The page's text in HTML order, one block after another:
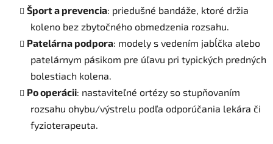
Šport a prevencia: priedušné bandáže, ktoré držia
koleno bez zbytočného obmedzenia rozsahu.
Patelárna podpora: modely s vedením jabĺčka alebo
patelárnym pásikom pre úľavu pri typických predných
bolestiach kolena.
Po operácii: nastaviteľné ortézy so stupňovaním
rozsahu ohybu/výstrelu podľa odporúčania lekára či
fyzioterapeuta.